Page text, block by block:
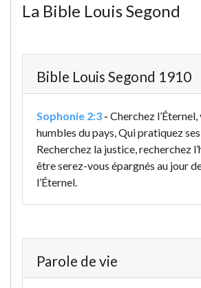
La Bible Louis Segond
Bible Louis Segond 1910
Sophonie 2:3 - Cherchez
humbles du pays, Qui pratiquez
Recherchez la justice, recherchez
être serez-vous épargnés au jour
l’Éternel.
Parole de vie